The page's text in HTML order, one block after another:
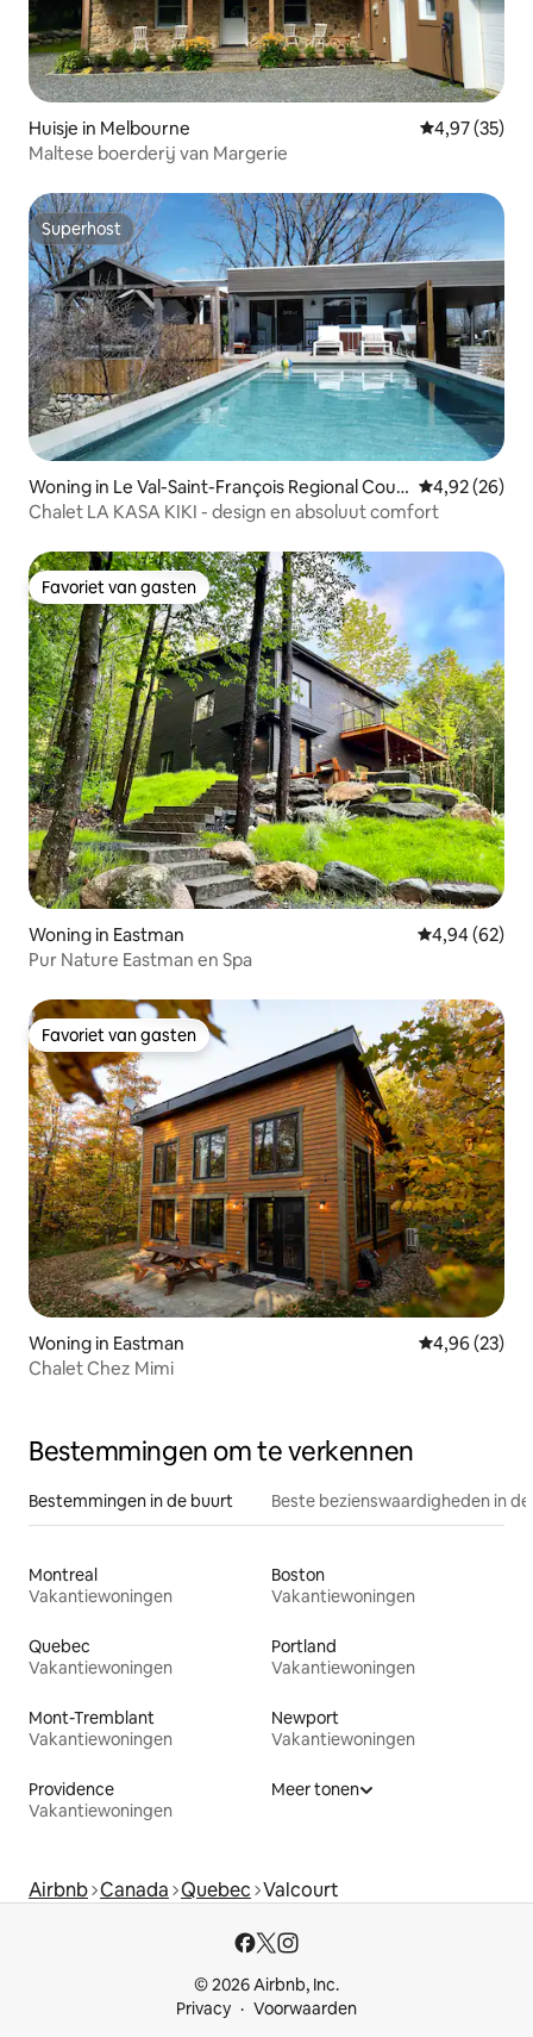
Huisje in Melbourne Gemiddelde
4,97 (35)
Maltese boerderij van Margerie
Superhost
Superhost
Woning in Le Val-Saint-François Regional Coun
ty Municipality
Gemiddelde
4,92 (26)
Chalet LA KASA KIKI - design en absoluut comfort
Favoriet van gasten
Favoriet van gasten
Woning in Eastman Gemiddelde
4,94 (62)
Pur Nature Eastman en Spa
Favoriet van gasten
Favoriet van gasten
Woning in Eastman Gemiddelde
4,96 (23)
Chalet Chez Mimi
Bestemmingen om te verkennen
Bestemmingen in de buurt Beste bezienswaardigheden in
Montreal
Vakantiewoningen
Boston
Vakantiewoningen
Quebec
Vakantiewoningen
Portland
Vakantiewoningen
Mont-Tremblant
Vakantiewoningen
Newport
Vakantiewoningen
Providence
Vakantiewoningen
Meer tonen
Airbnb Canada Quebec Valcourt
© 2026 Airbnb, Inc.
Privacy
Voorwaarden